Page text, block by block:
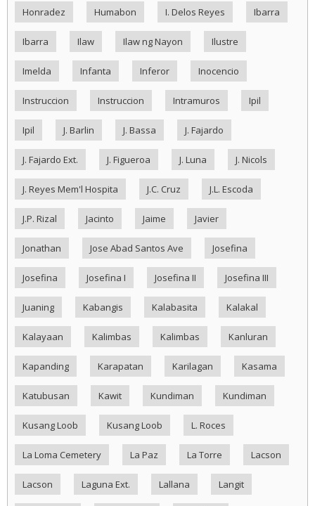
Honradez Humabon I. Delos Reyes Ibarra
Ibarra Ilaw Ilaw ng Nayon Ilustre
Imelda Infanta Inferor Inocencio
Instruccion Instruccion Intramuros Ipil
Ipil J. Barlin J. Bassa J. Fajardo
J. Fajardo Ext. J. Figueroa J. Luna J. Nicols
J. Reyes Mem'l Hospita J.C. Cruz J.L. Escoda
J.P. Rizal Jacinto Jaime Javier
Jonathan Jose Abad Santos Ave Josefina
Josefina Josefina I Josefina II Josefina III
Juaning Kabangis Kalabasita Kalakal
Kalayaan Kalimbas Kalimbas Kanluran
Kapanding Karapatan Karilagan Kasama
Katubusan Kawit Kundiman Kundiman
Kusang Loob Kusang Loob L. Roces
La Loma Cemetery La Paz La Torre Lacson
Lacson Laguna Ext. Lallana Langit